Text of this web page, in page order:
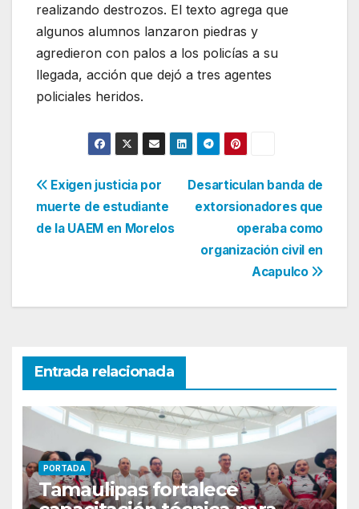
realizando destrozos. El texto agrega que
algunos alumnos lanzaron piedras y
agredieron con palos a los policías a su
llegada, acción que dejó a tres agentes
policiales heridos.
Navegación
de
Desarticulan banda de
extorsionadores que
operaba como
organización civil en
Acapulco
Exigen justicia por
muerte de estudiante
de la UAEM en Morelos
Entrada relacionada
PORTADA
Tamaulipas fortalece